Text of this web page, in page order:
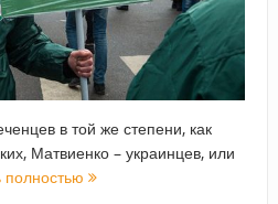
в той же степени, как
Матвиенко – украинцев, или
полностью